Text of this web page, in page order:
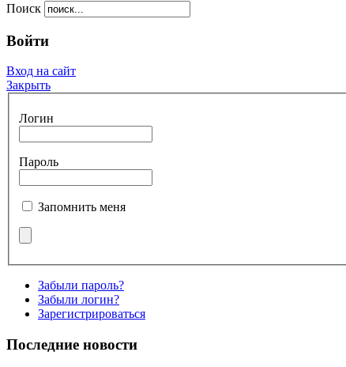
Поиск
Войти
Вход на сайт
Закрыть
Логин
Пароль
Запомнить меня
Забыли пароль?
Забыли логин?
Зарегистрироваться
Последние новости